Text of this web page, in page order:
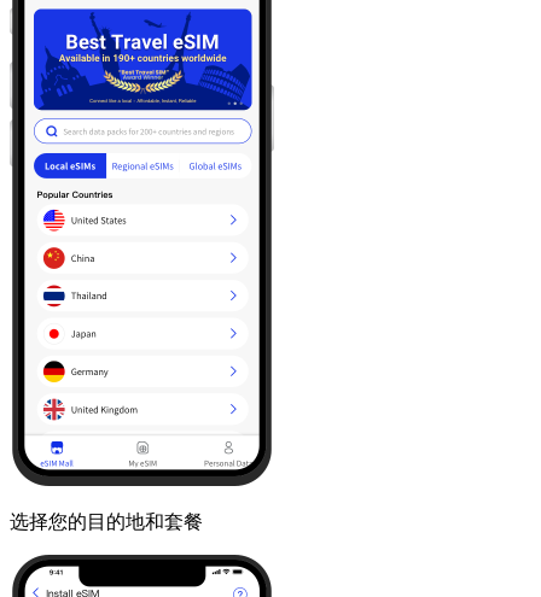
选择您的目的地和套餐